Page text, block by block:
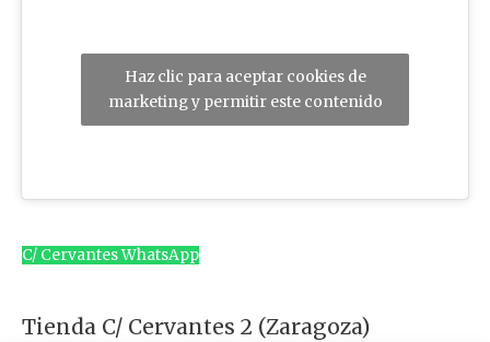
Haz clic para aceptar cookies de
marketing y permitir este contenido
C/ Cervantes WhatsApp
Tienda C/ Cervantes 2 (Zaragoza)